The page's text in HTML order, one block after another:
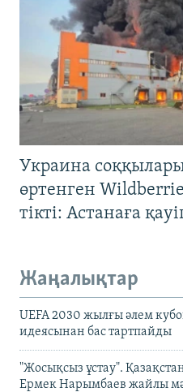
Украина
өртенген
тікті: Астанаға
Жаңалықтар
UEFA 2030 жылғы әлем
идеясынан бас тартпайды
"Жосықсыз ұстау".
Ермек Нарымбаев жайлы